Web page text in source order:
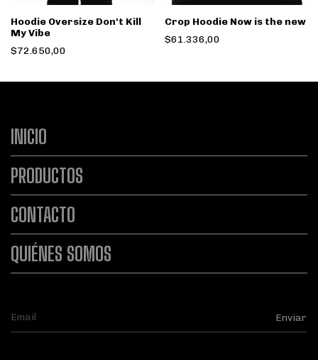
Hoodie Oversize Don't Kill
My Vibe
$72.650,00
Crop Hoodie Now is the new
$61.336,00
INICIO
PRODUCTOS
CONTACTO
QUIÉNES SOMOS